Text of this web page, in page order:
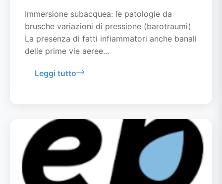
Immersione subacquea: le patologie da
brusche variazioni di pressione (barotraumi)
La presenza di fatti infiammatori anche banali
delle prime vie aeree...
Leggi tutto